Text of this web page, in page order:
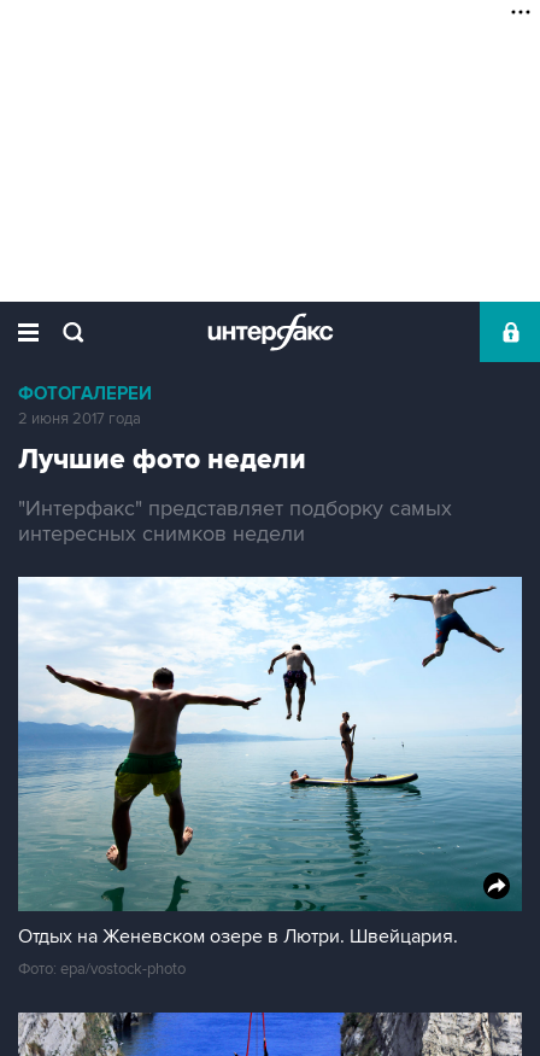
ФОТОГАЛЕРЕИ
2 июня 2017 года
Лучшие фото недели
"Интерфакс" представляет подборку самых
интересных снимков недели
Отдых на Женевском озере в Лютри. Швейцария.
Фото: epa/vostock-photo